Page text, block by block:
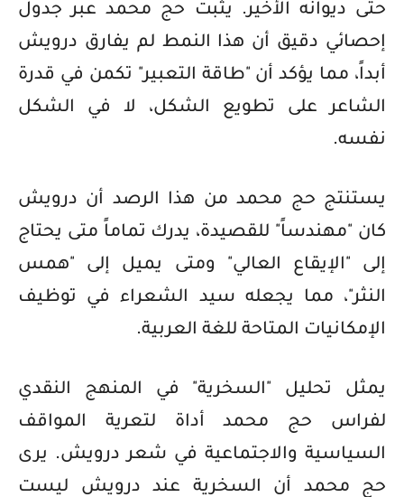
حتى ديوانه الأخير. يثبت حج محمد عبر جدول
إحصائي دقيق أن هذا النمط لم يفارق درويش
أبداً، مما يؤكد أن "طاقة التعبير" تكمن في قدرة
الشاعر على تطويع الشكل، لا في الشكل
نفسه.
يستنتج حج محمد من هذا الرصد أن درويش
كان "مهندساً" للقصيدة، يدرك تماماً متى يحتاج
إلى "الإيقاع العالي" ومتى يميل إلى "همس
النثر"، مما يجعله سيد الشعراء في توظيف
الإمكانيات المتاحة للغة العربية.
يمثل تحليل "السخرية" في المنهج النقدي
لفراس حج محمد أداة لتعرية المواقف
السياسية والاجتماعية في شعر درويش. يرى
حج محمد أن السخرية عند درويش ليست